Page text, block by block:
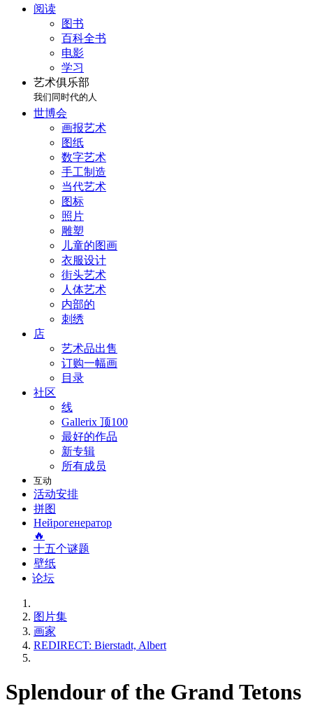
阅读
图书
百科全书
电影
学习
艺术俱乐部
我们同时代的人
世博会
画报艺术
图纸
数字艺术
手工制造
当代艺术
图标
照片
雕塑
儿童的图画
衣服设计
街头艺术
人体艺术
内部的
刺绣
店
艺术品出售
订购一幅画
目录
社区
线
Gallerix 顶100
最好的作品
新专辑
所有成员
互动
活动安排
拼图
Нейрогенератор
🔥
十五个谜题
壁纸
论坛
图片集
画家
REDIRECT: Bierstadt, Albert
Splendour of the Grand Tetons